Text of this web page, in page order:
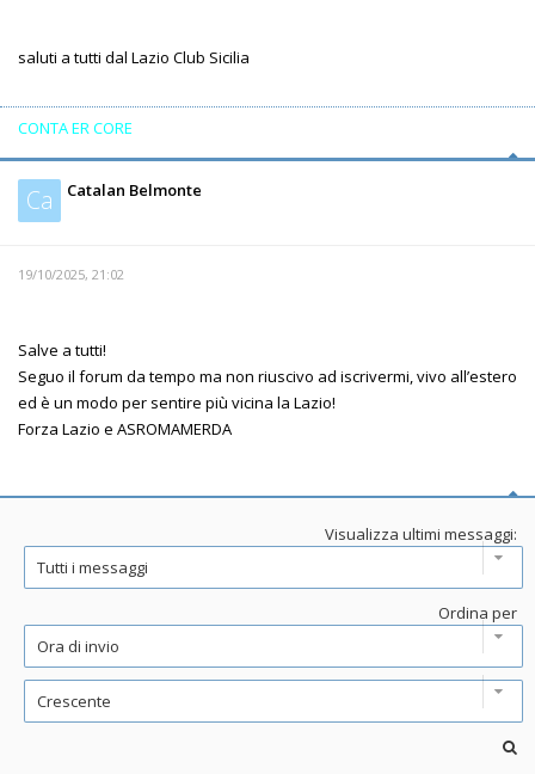
saluti a tutti dal Lazio Club Sicilia
CONTA ER CORE
Ca Catalan Belmonte
19/10/2025, 21:02
Salve a tutti!
Seguo il forum da tempo ma non riuscivo ad iscrivermi, vivo all’estero
ed è un modo per sentire più vicina la Lazio!
Forza Lazio e ASROMAMERDA
Visualizza ultimi messaggi:
Ordina per